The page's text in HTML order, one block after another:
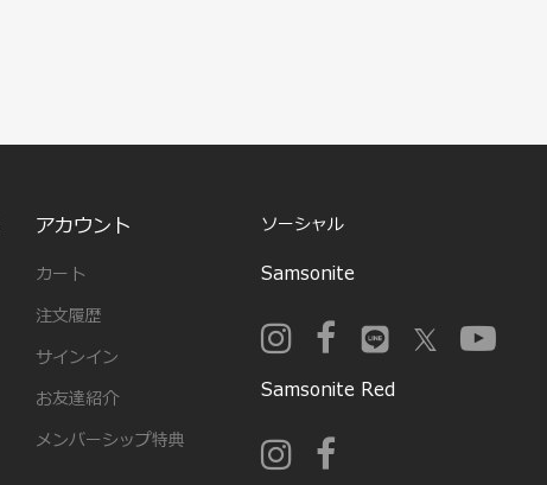
アカウント
カート
注文履歴
サインイン
お友達紹介
メンバーシップ特典
ソーシャル
Samsonite
Samsonite Red